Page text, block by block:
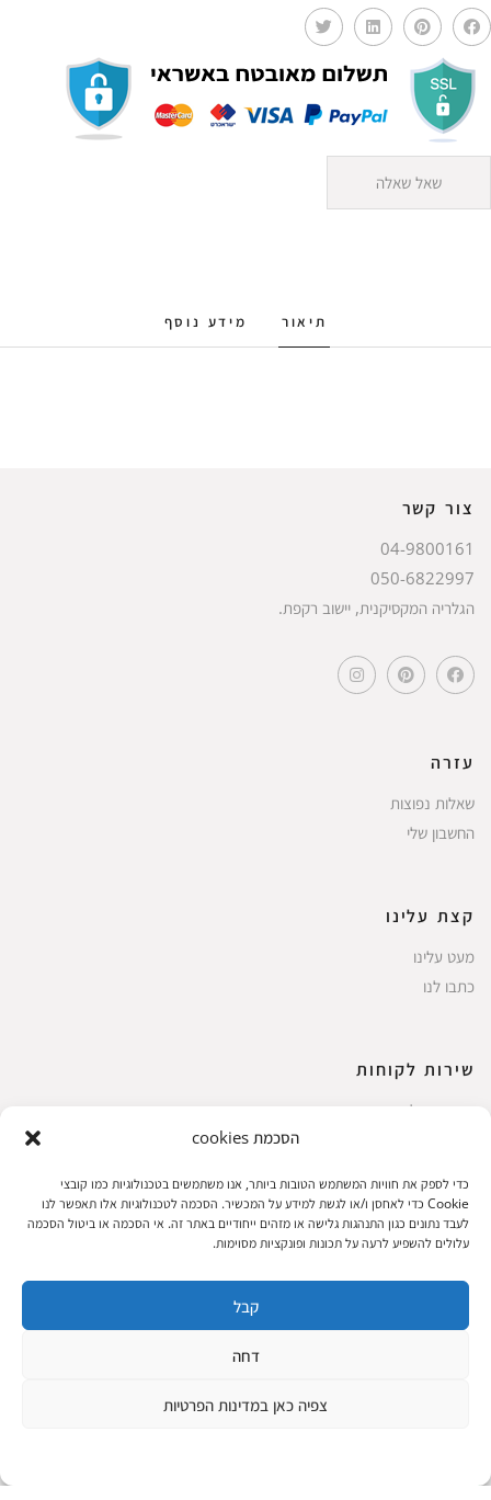
הסכמת cookies
כדי לספק את חוויות המשתמש הטובות ביותר, אנו משתמשים בטכנולוגיות כמו קובצי
Cookie כדי לאחסן ו/או לגשת למידע על המכשיר. הסכמה לטכנולוגיות אלו תאפשר לנו
לעבד נתונים כגון התנהגות גלישה או מזהים ייחודיים באתר זה. אי הסכמה או ביטול הסכמה
עלולים להשפיע לרעה על תכונות ופונקציות מסוימות.
קבל
דחה
צפיה כאן במדינות הפרטיות
שאל שאלה
תיאור מידע נוסף
צור קשר
04-9800161
050-6822997
הגלריה המקסיקנית, יישוב רקפת.
עזרה
שאלות נפוצות
החשבון שלי
קצת עלינו
מעט עלינו
כתבו לנו
שירות לקוחות
החשבון שלי
עגלת קניות
תקנון אתר